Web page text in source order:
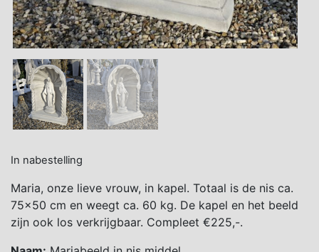
In nabestelling
Maria, onze lieve vrouw, in kapel. Totaal is de nis ca.
75×50 cm en weegt ca. 60 kg. De kapel en het beeld
zijn ook los verkrijgbaar. Compleet €225,-.